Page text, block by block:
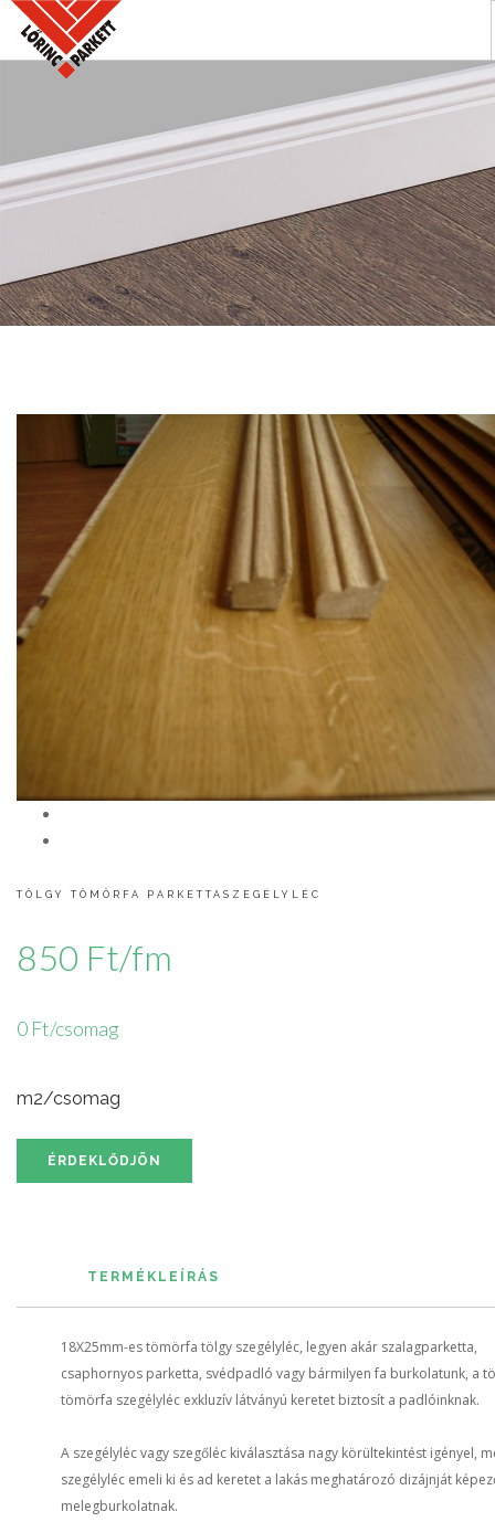
SZAKINFORMÁCIÓK
KAPCSOLAT
REFERENCIÁINK
KERESÉS
TÖLGY TÖMÖRFA PARKETTASZEGÉLYLÉC
850 Ft/fm
0 Ft/csomag
m2/csomag
ÉRDEKLŐDJÖN
TERMÉKLEÍRÁS
18X25mm-es tömörfa tölgy szegélyléc, legyen akár szalagparketta,
csaphornyos parketta, svédpadló vagy bármilyen fa burkolatunk, a
tömörfa szegélyléc exkluzív látványú keretet biztosít a padlóinknak.
A szegélyléc vagy szegőléc kiválasztása nagy körültekintést igényel,
szegélyléc emeli ki és ad keretet a lakás meghatározó dizájnját
melegburkolatnak.